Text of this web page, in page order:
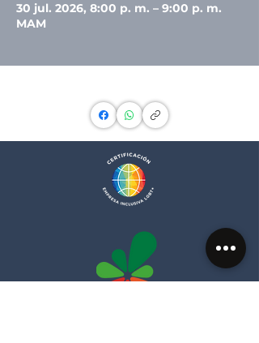
30 jul. 2026, 8:00 p. m. – 9:00 p. m.
MAM